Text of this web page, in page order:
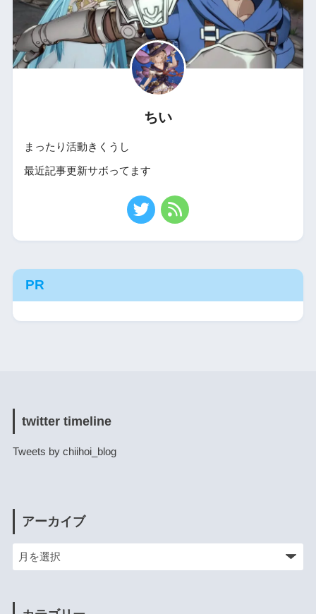
ちい
まったり活動きくうし
最近記事更新サボってます
PR
twitter timeline
Tweets by chiihoi_blog
アーカイブ